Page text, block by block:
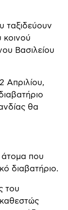
ταξιδεύουν
κοινού
Βασιλείου
Απριλίου,
θα
που
διαβατήριο.
του